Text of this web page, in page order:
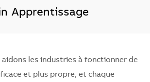
Apprentissage
aidons les industries à fonctionner de
et plus propre, et chaque